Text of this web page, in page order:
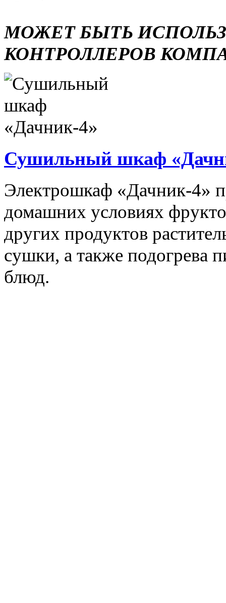
МОЖЕТ БЫТЬ
КОНТРОЛЛЕРОВ
Сушильный шкаф
Электрошкаф «Дачник-4»
домашних условиях
других продуктов
сушки, а также подогрева
блюд.